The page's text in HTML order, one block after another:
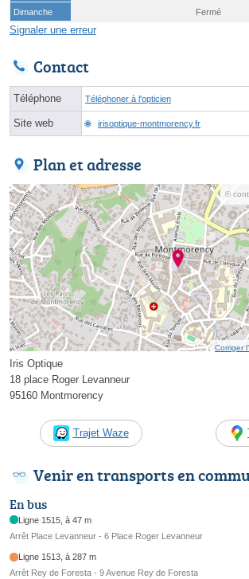
Dimanche
Fermé
Signaler une erreur
Contact
Téléphone Téléphoner à l'opticien
Site web irisoptique-montmorency.fr
Plan et adresse
©
Corriger
Iris Optique
18 place Roger Levanneur
95160 Montmorency
Trajet Waze
Venir en transports en
En bus
Ligne 1515, à 47 m
Arrêt Place Levanneur - 6 Place Roger Levanneur
Ligne 1513, à 287 m
Arrêt Rey de Foresta - 9 Avenue Rey de Foresta